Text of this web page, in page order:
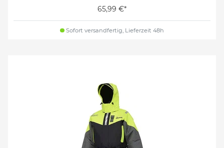
65,99 €*
Sofort versandfertig, Lieferzeit 48h